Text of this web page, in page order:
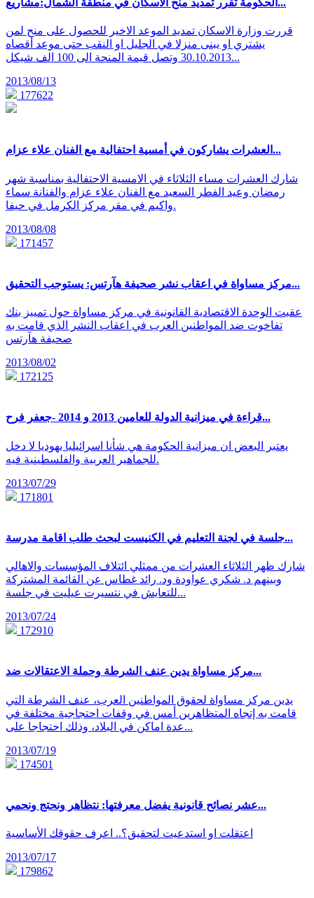
قررت وزارة الاسكان تمديد الموعد الاخير للحصول على منح لمن
يشتري او يبنى منزلا في الجليل او النقب حتى موعد أقصاه
30.10.2013 وتصل قيمة المنحة الى 100 الف شيكل...
2013/08/13
177622
العشرات يشاركون في أمسية احتفالية مع الفنان علاء عزام...
شارك العشرات مساء الثلاثاء في الامسية الاحتفالية بمناسبة شهر
رمضان وعيد الفطر السعيد مع الفنان علاء عزام والفنانة سماء
واكيم في مقر مركز الكرمل في حيفا.
2013/08/08
171457
مركز مساواة في اعقاب نشر صحيفة هآرتس: يستوجب التحقيق...
عقبت الوحدة الاقتصادية القانونية في مركز مساواة حول تمييز بنك
تفاخوت ضد المواطنين العرب في اعقاب النشر الذي قامت به
صحيفة هآرتس
2013/08/02
172125
قراءة في ميزانية الدولة للعامين 2013 و 2014 -جعفر فرح...
يعتبر البعض ان ميزانية الحكومة هي شأنا اسرائيليا يهوديا لا دخل
للجماهير العربية والفلسطينية فيه.
2013/07/29
171801
جلسة في لجنة التعليم في الكنيست لبحث طلب اقامة مدرسة...
شارك ظهر الثلاثاء العشرات من ممثلي ائتلاف المؤسسات والاهالي
وبينهم د. شكري عواودة ود. رائد غطاس عن القائمة المشتركة
للتعايش في نتسيرت عيليت في جلسة...
2013/07/24
172910
مركز مساواة يدين عنف الشرطة وحملة الاعتقالات ضد...
يدين مركز مساواة لحقوق المواطنين العرب، عنف الشرطة التي
قامت به إتجاه المتظاهرين أمس في وقفات احتجاجية مختلفة في
عدة اماكن في البلاد، وذلك احتجاجا على...
2013/07/19
174501
عشر نصائح قانونية يفضل معرفتها: نتظاهر ونحتج ونحمي...
اعتقلت او استدعيت لتحقيق؟.. اعرف حقوقك الأساسية
2013/07/17
179862